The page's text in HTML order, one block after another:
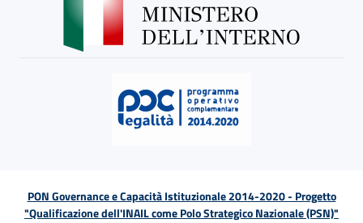
PON Governance e Capacità Istituzionale 2014-2020 - Progetto
"Qualificazione dell'INAIL come Polo Strategico Nazionale (PSN)"